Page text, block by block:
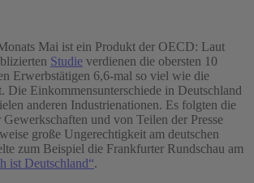
Mai ist ein Produkt der OECD: Laut
Studie verdienen die obersten 10
Erwerbstätigen 6,6-mal so viel wie die
Die Einkommensunterschiede in Deutschland
anderen Industrienationen. Es folgten die
und von Teilen der Presse
große Ungerechtigkeit am deutschen
zum Beispiel die Frankfurter Rundschau am
ist Deutschland“.